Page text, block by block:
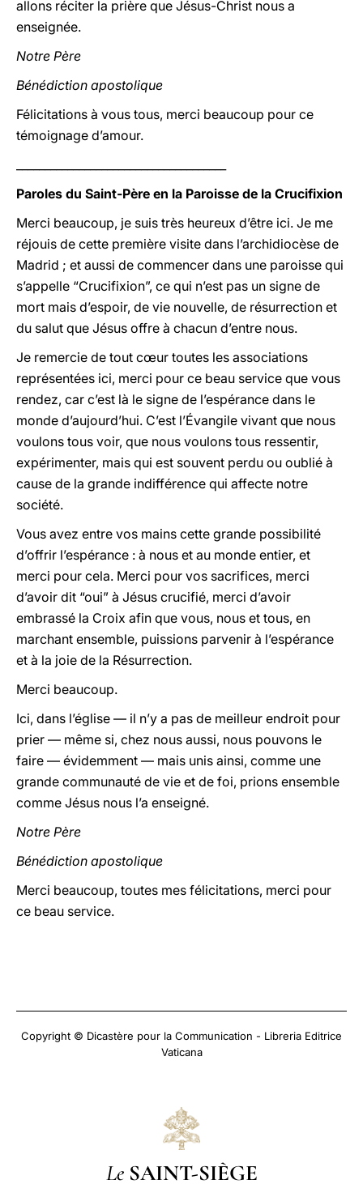
allons réciter la prière que Jésus-Christ nous a
enseignée.
Notre Père
Bénédiction apostolique
Félicitations à vous tous, merci beaucoup pour ce
témoignage d’amour.
Paroles du Saint-Père en la Paroisse de la Crucifixion
Merci beaucoup, je suis très heureux d’être ici. Je me
réjouis de cette première visite dans l’archidiocèse de
Madrid ; et aussi de commencer dans une paroisse qui
s’appelle “Crucifixion”, ce qui n’est pas un signe de
mort mais d’espoir, de vie nouvelle, de résurrection et
du salut que Jésus offre à chacun d’entre nous.
Je remercie de tout cœur toutes les associations
représentées ici, merci pour ce beau service que vous
rendez, car c’est là le signe de l’espérance dans le
monde d’aujourd’hui. C’est l’Évangile vivant que nous
voulons tous voir, que nous voulons tous ressentir,
expérimenter, mais qui est souvent perdu ou oublié à
cause de la grande indifférence qui affecte notre
société.
Vous avez entre vos mains cette grande possibilité
d’offrir l’espérance : à nous et au monde entier, et
merci pour cela. Merci pour vos sacrifices, merci
d’avoir dit “oui” à Jésus crucifié, merci d’avoir
embrassé la Croix afin que vous, nous et tous, en
marchant ensemble, puissions parvenir à l’espérance
et à la joie de la Résurrection.
Merci beaucoup.
Ici, dans l’église — il n’y a pas de meilleur endroit pour
prier — même si, chez nous aussi, nous pouvons le
faire — évidemment — mais unis ainsi, comme une
grande communauté de vie et de foi, prions ensemble
comme Jésus nous l’a enseigné.
Notre Père
Bénédiction apostolique
Merci beaucoup, toutes mes félicitations, merci pour
ce beau service.
Copyright © Dicastère pour la Communication - Libreria Editrice
Vaticana
Le SAINT-SIÈGE